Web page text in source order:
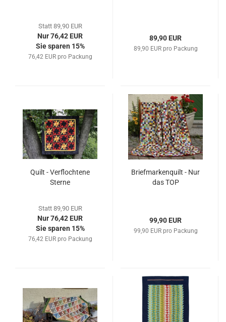
Statt 89,90 EUR
Nur 76,42 EUR
Sie sparen 15%
76,42 EUR pro Packung
89,90 EUR
89,90 EUR pro Packung
Quilt - Verflochtene
Sterne
Statt 89,90 EUR
Nur 76,42 EUR
Sie sparen 15%
76,42 EUR pro Packung
Briefmarkenquilt - Nur
das TOP
99,90 EUR
99,90 EUR pro Packung